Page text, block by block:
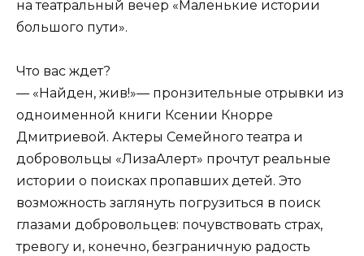
на театральный вечер «Маленькие истории
большого пути».
Что вас ждет?
— «Найден, жив!»— пронзительные отрывки из
одноименной книги Ксении Кнорре
Дмитриевой. Актеры Семейного театра и
добровольцы «ЛизаАлерт» прочтут реальные
истории о поисках пропавших детей. Это
возможность заглянуть погрузиться в поиск
глазами добровольцев: почувствовать страх,
тревогу и, конечно, безграничную радость